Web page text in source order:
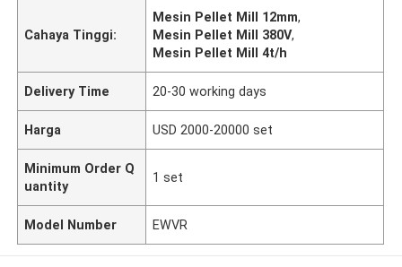
Cahaya Tinggi:
Mesin Pellet Mill 12mm,
Mesin Pellet Mill 380V,
Mesin Pellet Mill 4t/h
Delivery Time 20-30 working days
Harga USD 2000-20000 set
Minimum Order Q
uantity
1 set
Model Number EWVR